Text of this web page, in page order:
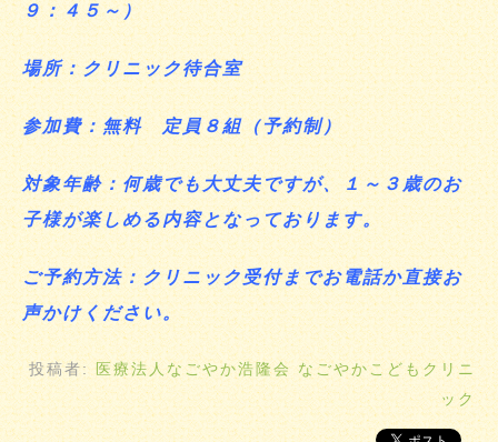
９：４５～）
場所：クリニック待合室
参加費：無料 定員８組（予約制）
対象年齢：何歳でも大丈夫ですが、１～３歳のお
子様が楽しめる内容となっております。
ご予約方法：クリニック受付までお電話か直接お
声かけください。
投稿者:医療法人なごやか浩隆会 なごやかこどもクリニ
ック